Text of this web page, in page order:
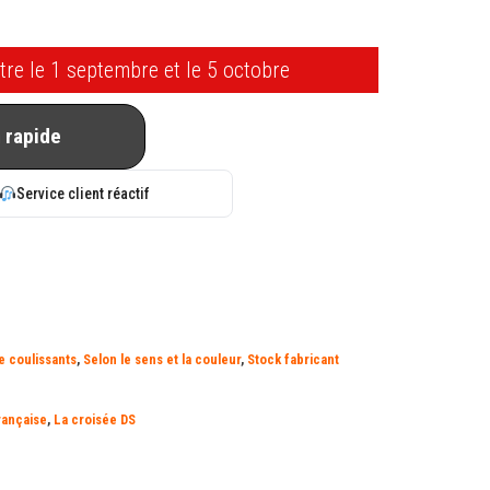
le 1 septembre et le 5 octobre
Service client réactif
coulissants, Selon le sens et la couleur, Stock fabricant
, La croisée DS